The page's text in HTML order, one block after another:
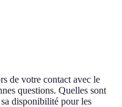
de votre contact avec le
questions. Quelles sont
disponibilité pour les